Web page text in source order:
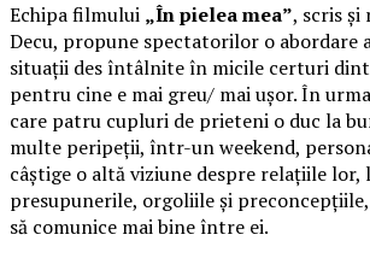
Echipa filmului „În pielea mea”, scris și
Decu, propune spectatorilor o abordare
situații des întâlnite în micile certuri
pentru cine e mai greu/ mai ușor. În
care patru cupluri de prieteni o duc la
multe peripeții, într-un weekend,
câștige o altă viziune despre relațiile lor,
presupunerile, orgoliile și
să comunice mai bine între ei.